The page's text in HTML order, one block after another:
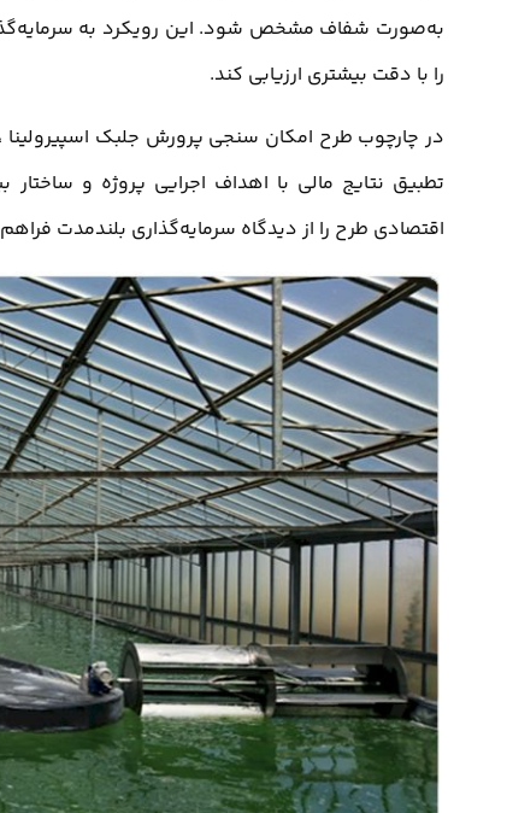
به‌صورت شفاف مشخص شود. این رویکرد به
را با دقت بیشتری ارزیابی کند.
در چارچوب طرح امکان سنجی پرورش جلبک اسپیرولینا
تطبیق نتایج مالی با اهداف اجرایی پروژه و
اقتصادی طرح را از دیدگاه سرمایه‌گذاری بلندمدت